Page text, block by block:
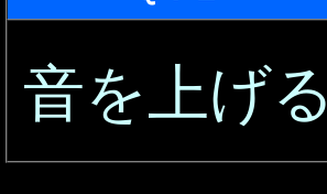
音を上げる